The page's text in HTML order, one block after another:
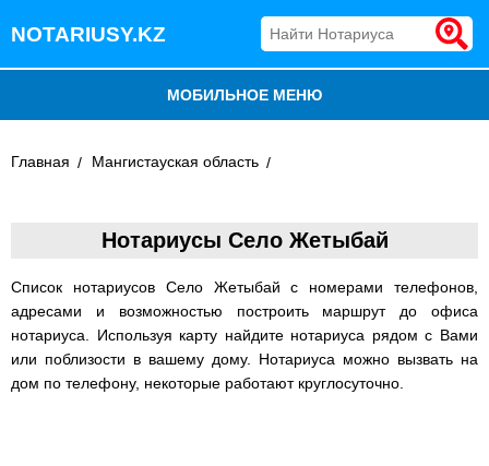
NOTARIUSY.KZ
МОБИЛЬНОЕ МЕНЮ
НОТАРИУСЫ КАЗАХСТАНА
Главная Мангистауская область
Нотариусы Село Жетыбай
Список нотариусов Село Жетыбай с номерами телефонов,
адресами и возможностью построить маршрут до офиса
нотариуса. Используя карту найдите нотариуса рядом с Вами
или поблизости в вашему дому. Нотариуса можно вызвать на
дом по телефону, некоторые работают круглосуточно.